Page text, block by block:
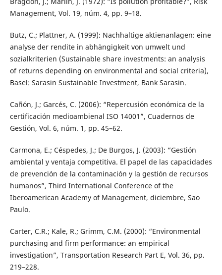
Management, Vol. 19, núm. 4, pp. 9–18.
Butz, C.; Plattner, A. (1999): Nachhaltige aktienanlagen: eine
analyse der rendite in abhängigkeit von umwelt und
sozialkriterien (Sustainable share investments: an analysis
of returns depending on environmental and social criteria),
Basel: Sarasin Sustainable Investment, Bank Sarasin.
Cañón, J.; Garcés, C. (2006): “Repercusión económica de la
certificación medioambienal ISO 14001”, Cuadernos de
Gestión, Vol. 6, núm. 1, pp. 45–62.
Carmona, E.; Céspedes, J.; De Burgos, J. (2003): “Gestión
ambiental y ventaja competitiva. El papel de las capacidades
de prevención de la contaminación y la gestión de recursos
humanos”, Third International Conference of the
Iberoamerican Academy of Management, diciembre, Sao
Paulo.
Carter, C.R.; Kale, R.; Grimm, C.M. (2000): “Environmental
purchasing and firm performance: an empirical
investigation”, Transportation Research Part E, Vol. 36, pp.
219–228.